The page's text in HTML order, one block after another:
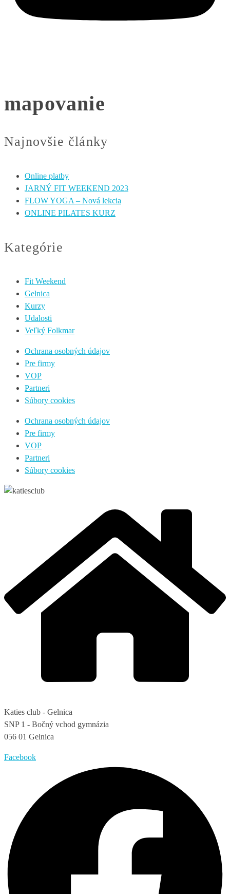
mapovanie
Najnovšie články
Online platby
JARNÝ FIT WEEKEND 2023
FLOW YOGA – Nová lekcia
ONLINE PILATES KURZ
Kategórie
Fit Weekend
Gelnica
Kurzy
Udalosti
Veľký Folkmar
Ochrana osobných údajov
Pre firmy
VOP
Partneri
Súbory cookies
Ochrana osobných údajov
Pre firmy
VOP
Partneri
Súbory cookies
Katies club - Gelnica
SNP 1 - Bočný vchod gymnázia
056 01 Gelnica
Facebook